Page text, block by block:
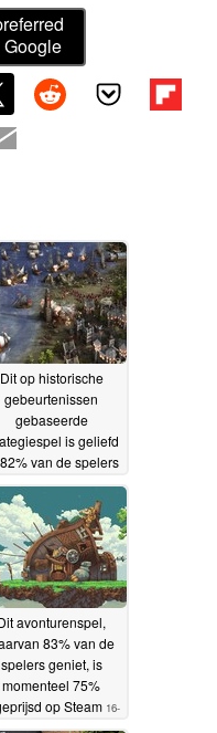
Dit op historische
gebeurtenissen
gebaseerde
is geliefd
van de spelers
66% korting op
Steam
18-05-2026
avonturenspel,
83% van de
spelers geniet, is
momenteel 75%
op Steam 16-
05-2026